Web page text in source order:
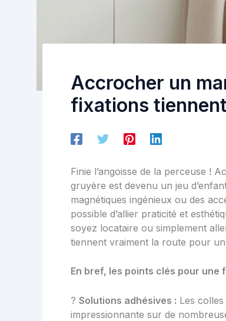
Accrocher un
fixations
Finie l’angoisse de la perceuse !
gruyère est devenu un jeu
magnétiques ingénieux ou des
possible d’allier praticité et
soyez locataire ou simplement
tiennent vraiment la route pour
En bref, les points clés pour une
? Solutions adhésives : Les
impressionnante sur de